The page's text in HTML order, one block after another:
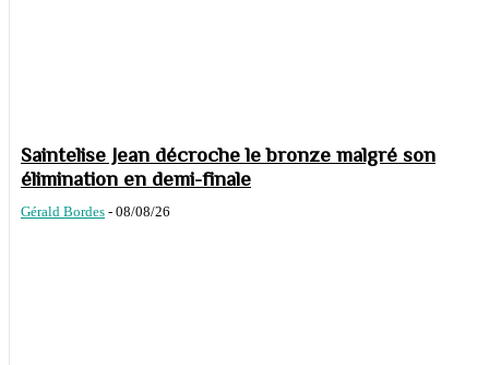
Saintelise Jean décroche le bronze malgré son
élimination en demi-finale
Gérald Bordes - 08/08/26